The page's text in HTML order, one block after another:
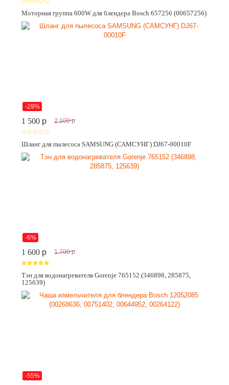
Моторная группа 600W для блендера Bosch 657256 (00657256)
-29%
1 500 p 2 100 p
Шланг для пылесоса SAMSUNG (САМСУНГ) DJ67-00010F
-6%
1 600 p 1 700 p
Тэн для водонагревателя Gorenje 765152 (346898, 285875,
125639)
-55%